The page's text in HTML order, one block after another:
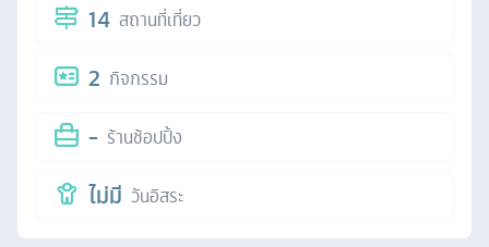
14 สถานที่เที่ยว
2 กิจกรรม
- ร้านช้อปปิ้ง
ไม่มี วันอิสระ